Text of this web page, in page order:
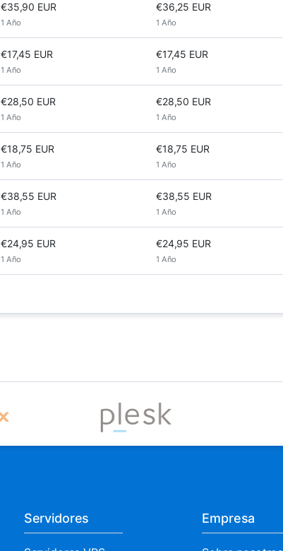
€35,90 EUR
1 Año
€36,25 EUR
1 Año
€17,45 EUR
1 Año
€17,45 EUR
1 Año
€28,50 EUR
1 Año
€28,50 EUR
1 Año
€18,75 EUR
1 Año
€18,75 EUR
1 Año
€38,55 EUR
1 Año
€38,55 EUR
1 Año
€24,95 EUR
1 Año
€24,95 EUR
1 Año
Servidores Empresa